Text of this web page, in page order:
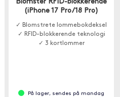
Blomster RFID-blokkerende
(iPhone 17 Pro/18 Pro)
✓ Blomstrete lommebokdeksel
✓ RFID-blokkerende teknologi
✓ 3 kortlommer
På lager, sendes på mandag